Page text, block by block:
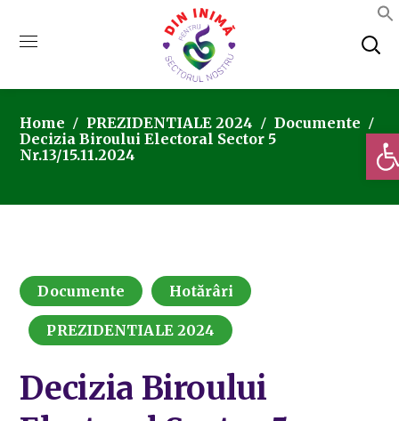
Home PREZIDENTIALE 2024
Documente
Decizia Biroului Electoral Sector 5
Nr.13/15.11.2024
Documente Hotărâri
PREZIDENTIALE 2024
Decizia Biroului